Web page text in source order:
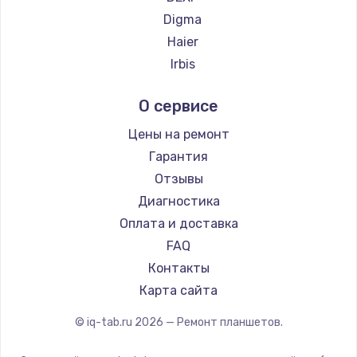
Замена электроконфорки
1300 руб.
Техобслуживание
Заказать
Установка / подключение / демонтаж
1300 руб.
Заказать
1400 руб.
Digma
Haier
Irbis
Microsoft
BlackView
Amazon
Aquarius
Philips
Dell
HP
Getac
ZTE
О сервисе
Цены на ремонт
Гарантия
Отзывы
Диагностика
Оплата и доставка
FAQ
Контакты
Карта сайта
© iq-tab.ru 2026 — Ремонт планшетов.